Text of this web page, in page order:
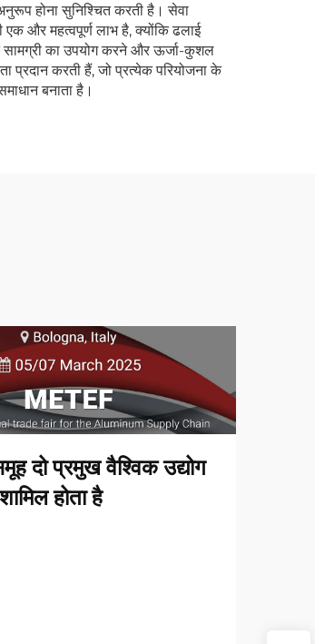
होना सुनिश्चित करती है। सेवा
एक और महत्वपूर्ण लाभ है, क्योंकि ढलाई
सामग्री का उपयोग करने और ऊर्जा-कुशल
प्रदान करती हैं, जो प्रत्येक परियोजना के
बनाता है।
दो प्रमुख वैश्विक उद्योग
होता है